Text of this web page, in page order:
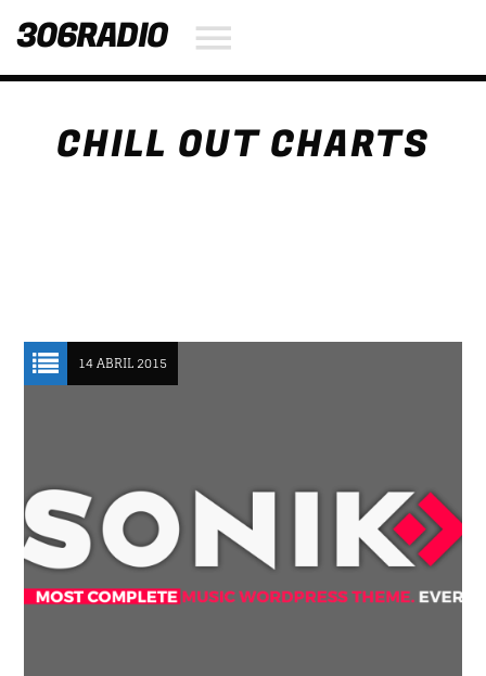
306RADIO
Whatsapp
NOW ON AIR
ABOUT JENNY
09:00
CHILLBEATS
14:30 16:00
CLÁSICOS DEL ROCK EN ESPAÑOL
CHILL OUT CHARTS
14 ABRIL 2015